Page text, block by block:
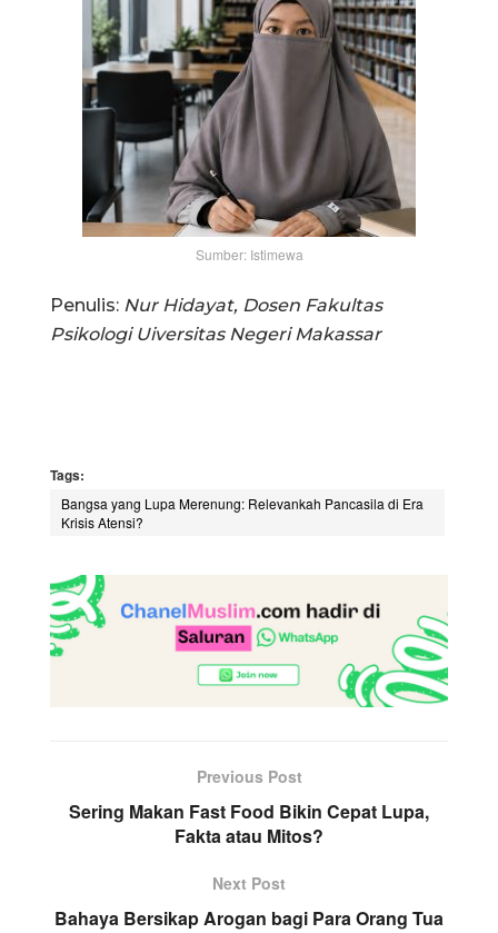
Sumber: Istimewa
Penulis: Nur Hidayat, Dosen Fakultas
Psikologi Uiversitas Negeri Makassar
Tags:
Bangsa yang Lupa Merenung: Relevankah Pancasila di Era
Krisis Atensi?
Previous Post
Sering Makan Fast Food Bikin Cepat Lupa,
Fakta atau Mitos?
Next Post
Bahaya Bersikap Arogan bagi Para Orang Tua